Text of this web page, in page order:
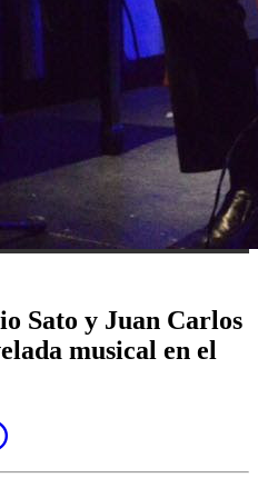
Sato y Juan Carlos
musical en el